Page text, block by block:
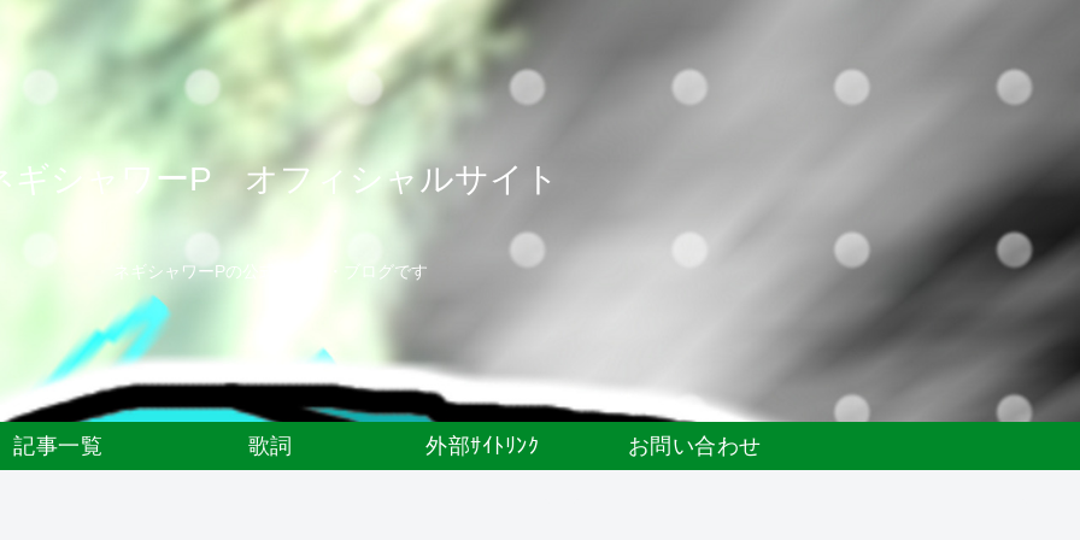
ギシャワーP オフィシャルサイト
ネギシャワーPの公式サイト・ブログです
記事一覧 歌詞 外部ｻｲﾄﾘﾝｸ お問い合わせ